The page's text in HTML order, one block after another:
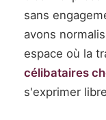
sans
avons
espace où la
célibataires
s'exprimer